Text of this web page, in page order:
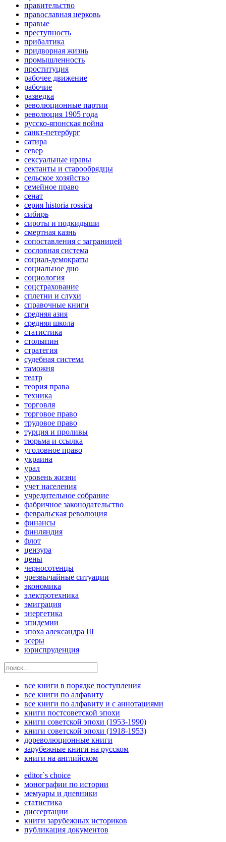
правительство
православная церковь
правые
преступность
прибалтика
придворная жизнь
промышленность
проституция
рабочее движение
рабочие
разведка
революционные партии
революция 1905 года
русско-японская война
санкт-петербург
сатира
север
сексуальные нравы
сектанты и старообрядцы
сельское хозяйство
семейное право
сенат
серия historia rossica
сибирь
сироты и подкидыши
смертная казнь
сопоставления с заграницей
сословная система
социал-демократы
социальное дно
социология
соцстрахование
сплетни и слухи
справочные книги
средняя азия
средняя школа
статистика
столыпин
стратегия
судебная система
таможня
театр
теория права
техника
торговля
торговое право
трудовое право
турция и проливы
тюрьма и ссылка
уголовное право
украина
урал
уровень жизни
учет населения
учредительное собрание
фабричное законодательство
февральская революция
финансы
финляндия
флот
цензура
цены
черносотенцы
чрезвычайные ситуации
экономика
электротехника
эмиграция
энергетика
эпидемии
эпоха александра III
эсеры
юриспруденция
все книги в порядке поступления
все книги по алфавиту
все книги по алфавиту и с аннотациями
книги постсоветской эпохи
книги советской эпохи (1953-1990)
книги советской эпохи (1918-1953)
дореволюционные книги
зарубежные книги на русском
книги на английском
editor`s choice
монографии по истории
мемуары и дневники
статистика
диссертации
книги зарубежных историков
публикация документов